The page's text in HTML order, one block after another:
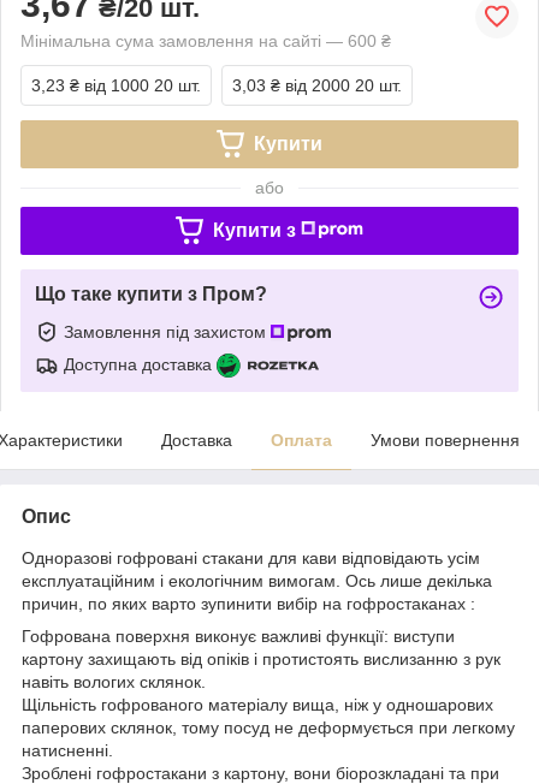
₴/20 шт.
Мінімальна сума замовлення на сайті — 600 ₴
3,23 ₴ від 1000 20 шт. 3,03 ₴ від 2000 20 шт.
Купити
або
Купити з
Що таке купити з Пром?
Замовлення під захистом
Доступна доставка
Доставка Оплата Умови повернення
Опис
Одноразові гофровані стакани для кави відповідають усім
експлуатаційним і екологічним вимогам. Ось лише декілька
причин, по яких варто зупинити вибір на гофростаканах :
Гофрована поверхня виконує важливі функції: виступи
картону захищають від опіків і протистоять вислизанню з рук
навіть вологих склянок.
Щільність гофрованого матеріалу вища, ніж у одношарових
паперових склянок, тому посуд не деформується при легкому
натисненні.
Зроблені гофростакани з картону, вони біорозкладані та при